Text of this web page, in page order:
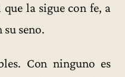
la sigue con fe, a
seno.
Con ninguno es